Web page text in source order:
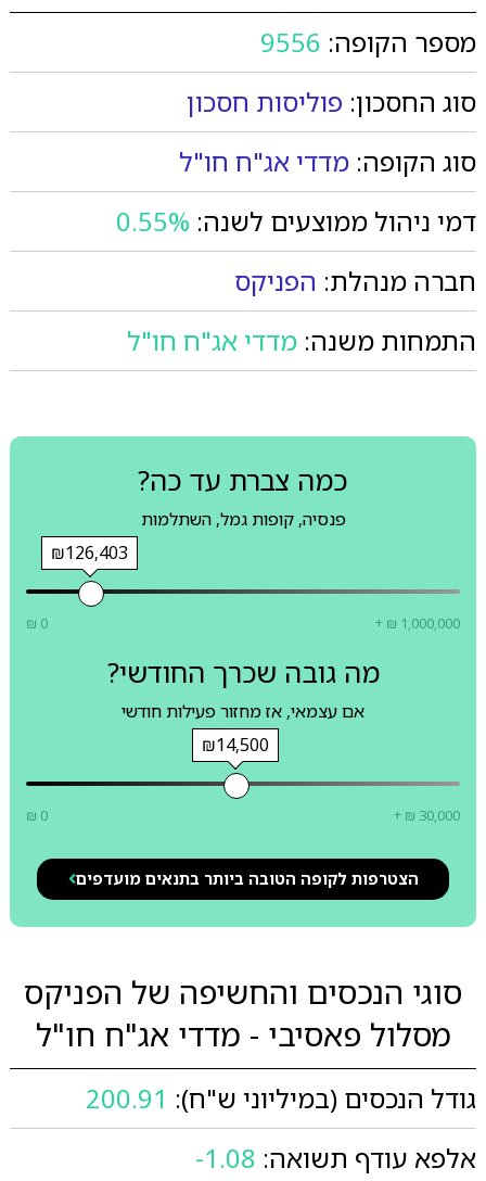
מספר הקופה: 9556
סוג החסכון: פוליסות חסכון
סוג הקופה: מדדי אג"ח חו"ל
דמי ניהול ממוצעים לשנה: 0.55%
חברה מנהלת: הפניקס
התמחות משנה: מדדי אג"ח חו"ל
כמה צברת עד כה?
פנסיה, קופות גמל, השתלמות
₪126,403
₪ 0 + ₪ 1,000,000
מה גובה שכרך החודשי?
אם עצמאי, אז מחזור פעילות חודשי
₪14,500
₪ 0 + ₪ 30,000
הצטרפות לקופה הטובה ביותר בתנאים מועדפים
סוגי הנכסים והחשיפה של הפניקס
מסלול פאסיבי - מדדי אג"ח חו"ל
גודל הנכסים (במיליוני ש"ח): 200.91
אלפא עודף תשואה: -1.08